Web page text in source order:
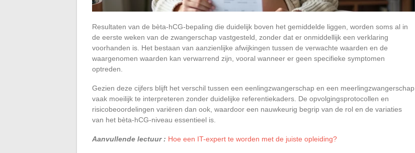
Resultaten van de bèta-hCG-bepaling die duidelijk boven het gemiddelde liggen, worden soms al in
de eerste weken van de zwangerschap vastgesteld, zonder dat er onmiddellijk een verklaring
voorhanden is. Het bestaan van aanzienlijke afwijkingen tussen de verwachte waarden en de
waargenomen waarden kan verwarrend zijn, vooral wanneer er geen specifieke symptomen
optreden.
Gezien deze cijfers blijft het verschil tussen een eenlingzwangerschap en een meerlingzwangerschap
vaak moeilijk te interpreteren zonder duidelijke referentiekaders. De opvolgingsprotocollen en
risicobeoordelingen variëren dan ook, waardoor een nauwkeurig begrip van de rol en de variaties
van het bèta-hCG-niveau essentieel is.
Aanvullende lectuur : Hoe een IT-expert te worden met de juiste opleiding?